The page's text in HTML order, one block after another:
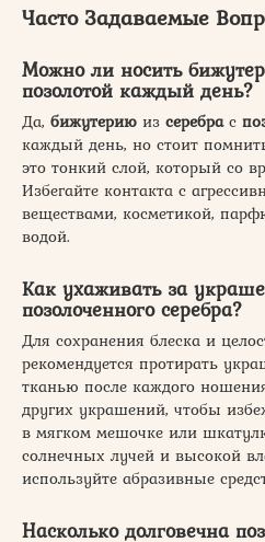
Часто Задаваемые
Можно ли носить
позолотой каждый день?
Да, бижутерию из серебрас
каждый день, но стоит
это тонкий слой, который со
Избегайте контакта с
веществами, косметикой,
водой.
Как ухаживать за
позолоченного серебра?
Для сохранения блеска и
рекомендуется протирать
тканью после каждого
других украшений, чтобы
в мягком мешочке или
солнечных лучей и высокой
используйте абразивные
Насколько долговечна